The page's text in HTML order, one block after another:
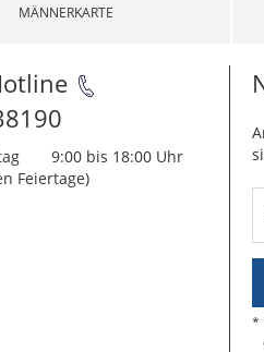
MÄNNERKARTE
9:00 bis 18:00 Uhr
Feiertage)